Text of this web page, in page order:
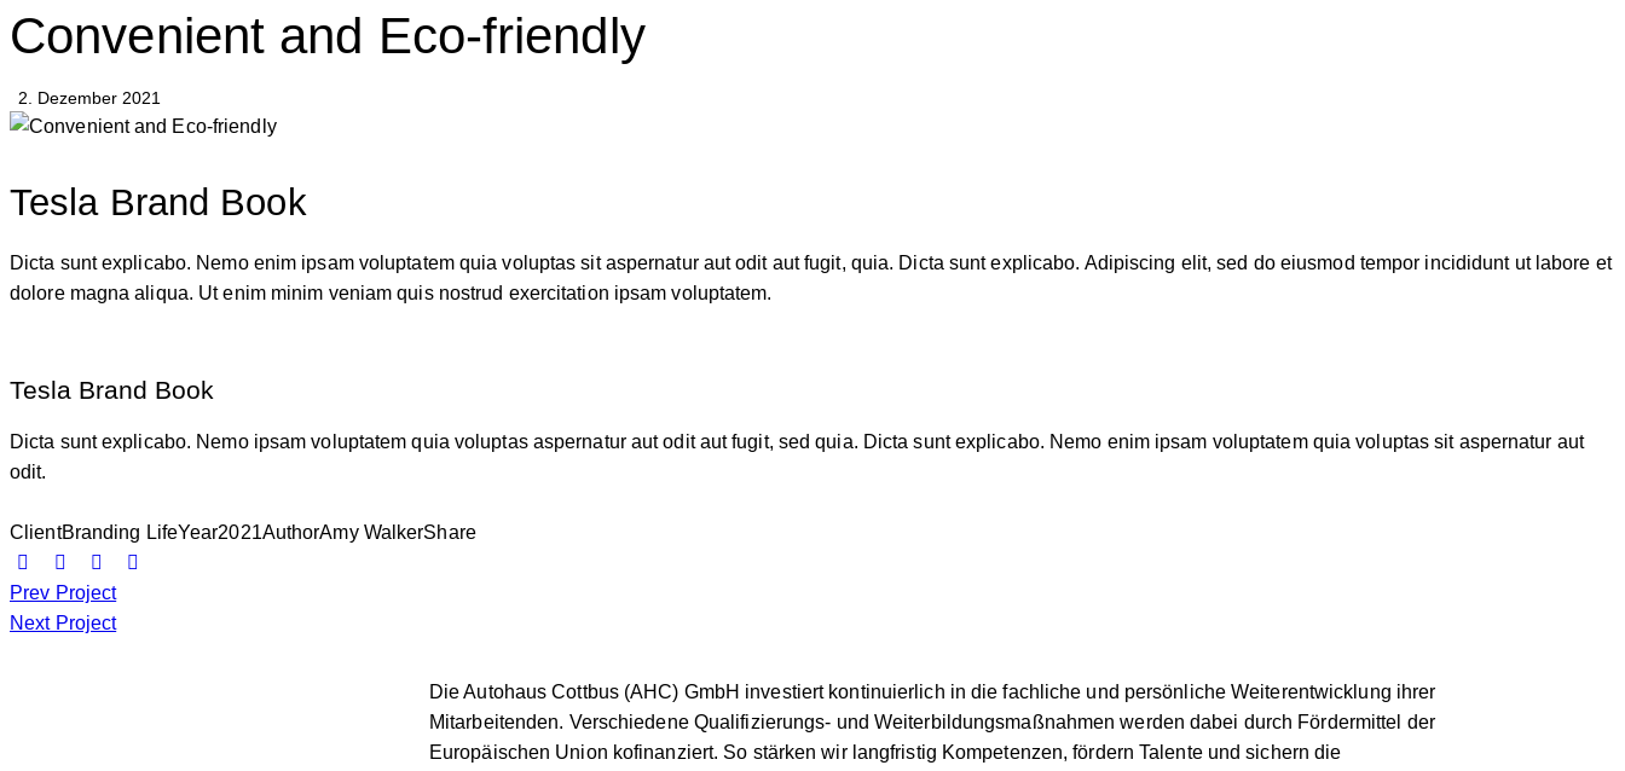
Convenient and Eco-friendly
2. Dezember 2021
Tesla Brand Book
Dicta sunt explicabo. Nemo enim ipsam voluptatem quia voluptas sit aspernatur aut odit aut fugit, quia. Dicta sunt explicabo. Adipiscing elit, sed do eiusmod tempor incididunt ut labore et
dolore magna aliqua. Ut enim minim veniam quis nostrud exercitation ipsam voluptatem.
Tesla Brand Book
Dicta sunt explicabo. Nemo ipsam voluptatem quia voluptas aspernatur aut odit aut fugit, sed quia. Dicta sunt explicabo. Nemo enim ipsam voluptatem quia voluptas sit aspernatur aut
odit.
ClientBranding LifeYear2021AuthorAmy WalkerShare
Prev Project
Next Project
Die Autohaus Cottbus (AHC) GmbH investiert kontinuierlich in die fachliche und persönliche Weiterentwicklung ihrer
Mitarbeitenden. Verschiedene Qualifizierungs- und Weiterbildungsmaßnahmen werden dabei durch Fördermittel der
Europäischen Union kofinanziert. So stärken wir langfristig Kompetenzen, fördern Talente und sichern die